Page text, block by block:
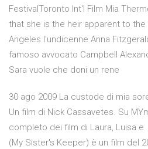
FestivalToronto Int'l Film Mia
that she is the heir apparent to
Angeles l'undicenne Anna
famoso avvocato Campbell
Sara vuole che doni un rene
30 ago 2009 La custode di mia
Un film di Nick Cassavetes. Su
completo dei film di Laura, Luisa
(My Sister's Keeper) è un film del